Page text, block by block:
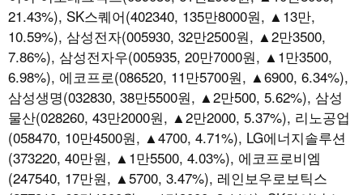
21.43%), SK스퀘어(402340, 135만8000원, ▲13만,
10.59%), 삼성전자(005930, 32만2500원, ▲2만3500,
7.86%), 삼성전자우(005935, 20만7000원, ▲1만3500,
6.98%), 에코프로(086520, 11만5700원, ▲6900, 6.34%),
삼성생명(032830, 38만5500원, ▲2만500, 5.62%), 삼성
물산(028260, 43만2000원, ▲2만2000, 5.37%), 리노공업
(058470, 10만4500원, ▲4700, 4.71%), LG에너지솔루션
(373220, 40만원, ▲1만5500, 4.03%), 에코프로비엠
(247540, 17만원, ▲5700, 3.47%), 레인보우로보틱스